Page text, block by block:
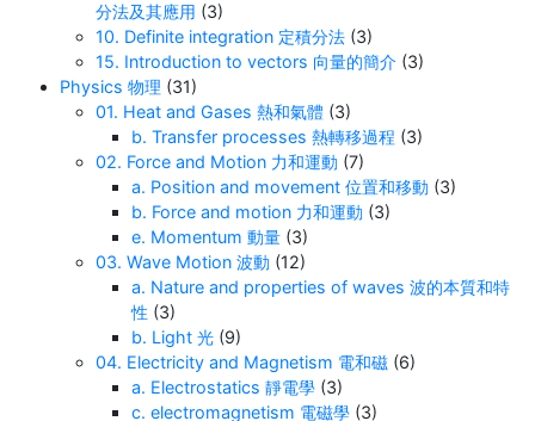
分法及其應用 (3)
10. Definite integration 定積分法 (3)
15. Introduction to vectors 向量的簡介 (3)
Physics 物理 (31)
01. Heat and Gases 熱和氣體 (3)
b. Transfer processes 熱轉移過程 (3)
02. Force and Motion 力和運動 (7)
a. Position and movement 位置和移動 (3)
b. Force and motion 力和運動 (3)
e. Momentum 動量 (3)
03. Wave Motion 波動 (12)
a. Nature and properties of waves 波的本質和特
性 (3)
b. Light 光 (9)
04. Electricity and Magnetism 電和磁 (6)
a. Electrostatics 靜電學 (3)
c. electromagnetism 電磁學 (3)